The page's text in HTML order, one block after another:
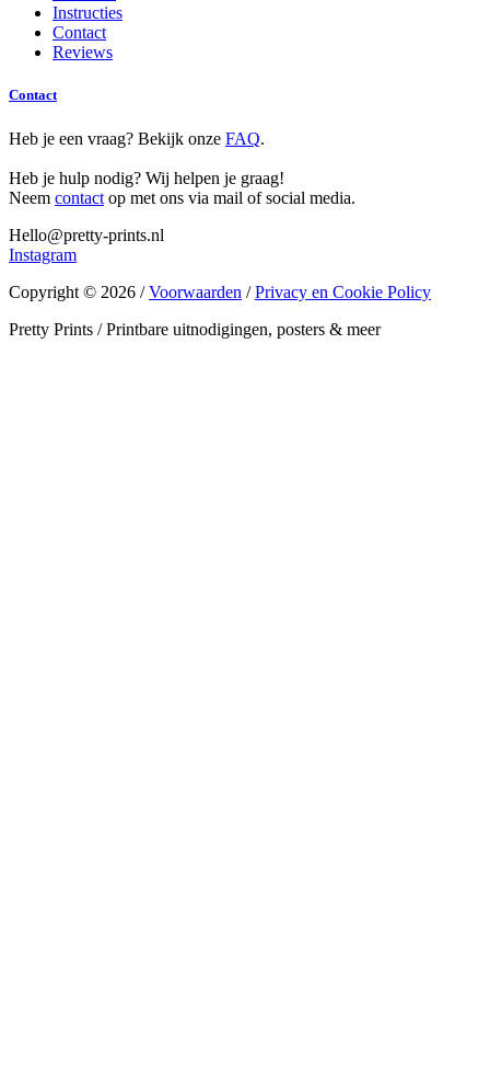
Instructies
Contact
Reviews
Contact
Heb je een vraag? Bekijk onze FAQ.
Heb je hulp nodig? Wij helpen je graag!
Neem contact op met ons via mail of social media.
Hello@pretty-prints.nl
Instagram
Copyright © 2026 /Voorwaarden /Privacy en Cookie Policy
Pretty Prints / Printbare uitnodigingen, posters & meer